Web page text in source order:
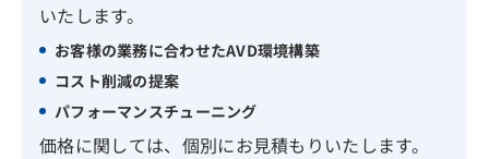
いたします。
お客様の業務に合わせたAVD環境構築
コスト削減の提案
パフォーマンスチューニング
価格に関しては、個別にお見積もりいたします。